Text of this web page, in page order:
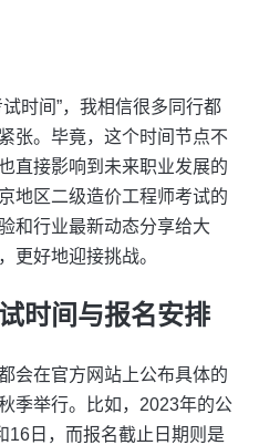
时间”，我相信很多同行都
张。毕竟，这个时间节点不
直接影响到未来职业发展的
地区二级造价工程师考试的
和行业最新动态分享给大
更好地迎接挑战。
时间与报名安排
会在官方网站上公布具体的
季举行。比如，2023年的公
16日，而报名截止日期则是